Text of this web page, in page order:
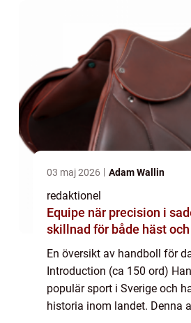
03 maj 2026 Adam Wallin
redaktionel
Equipe när precision i sadeln gör
skillnad för både häst
En översikt av handboll för
Introduction (ca 150 ord)
populär sport i Sverige och
historia inom landet. Denna